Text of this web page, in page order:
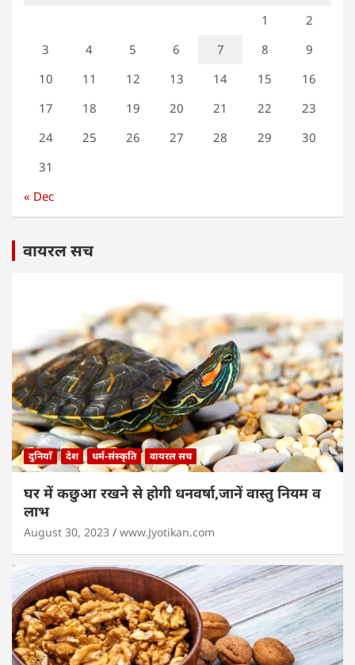
1
2
3
4 5 6 7 8
9
10
11 12 13 14 15
16
17
18 19 20 21 22
23
24
25 26 27 28 29
30
31
« Dec
वायरल सच
दुनियाँ देश धर्म-संस्कृति वायरल सच
घर में कछुआ रखने से होगी धनवर्षा,जानें वास्तु नियम व
लाभ
August 30, 2023 www.Jyotikan.com